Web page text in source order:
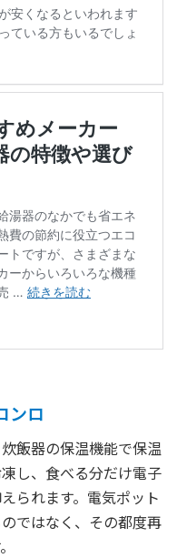
ンロ
飯器の保温機能で保温
し、食べる分だけ電子
られます。電気ポット
ではなく、その都度再